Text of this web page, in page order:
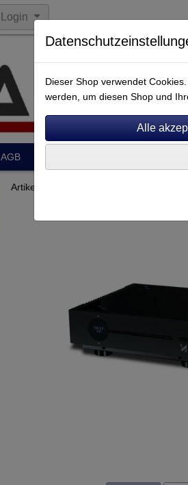
Login
AGB
Artikel nach Marken
Dieser Shop verwendet
werden, um diesen Shop und